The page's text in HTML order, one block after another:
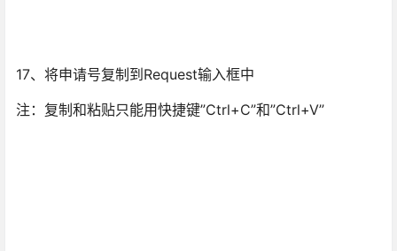
17、将申请号复制到Request输入框中
注：复制和粘贴只能用快捷键”Ctrl+C”和”Ctrl+V”